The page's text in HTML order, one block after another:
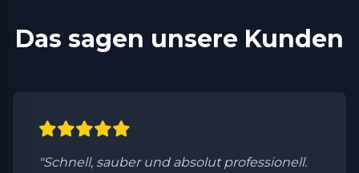
Das sagen unsere Kunden
"Schnell, sauber und absolut professionell.